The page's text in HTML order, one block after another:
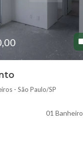
- São Paulo/SP
01 Banheiro